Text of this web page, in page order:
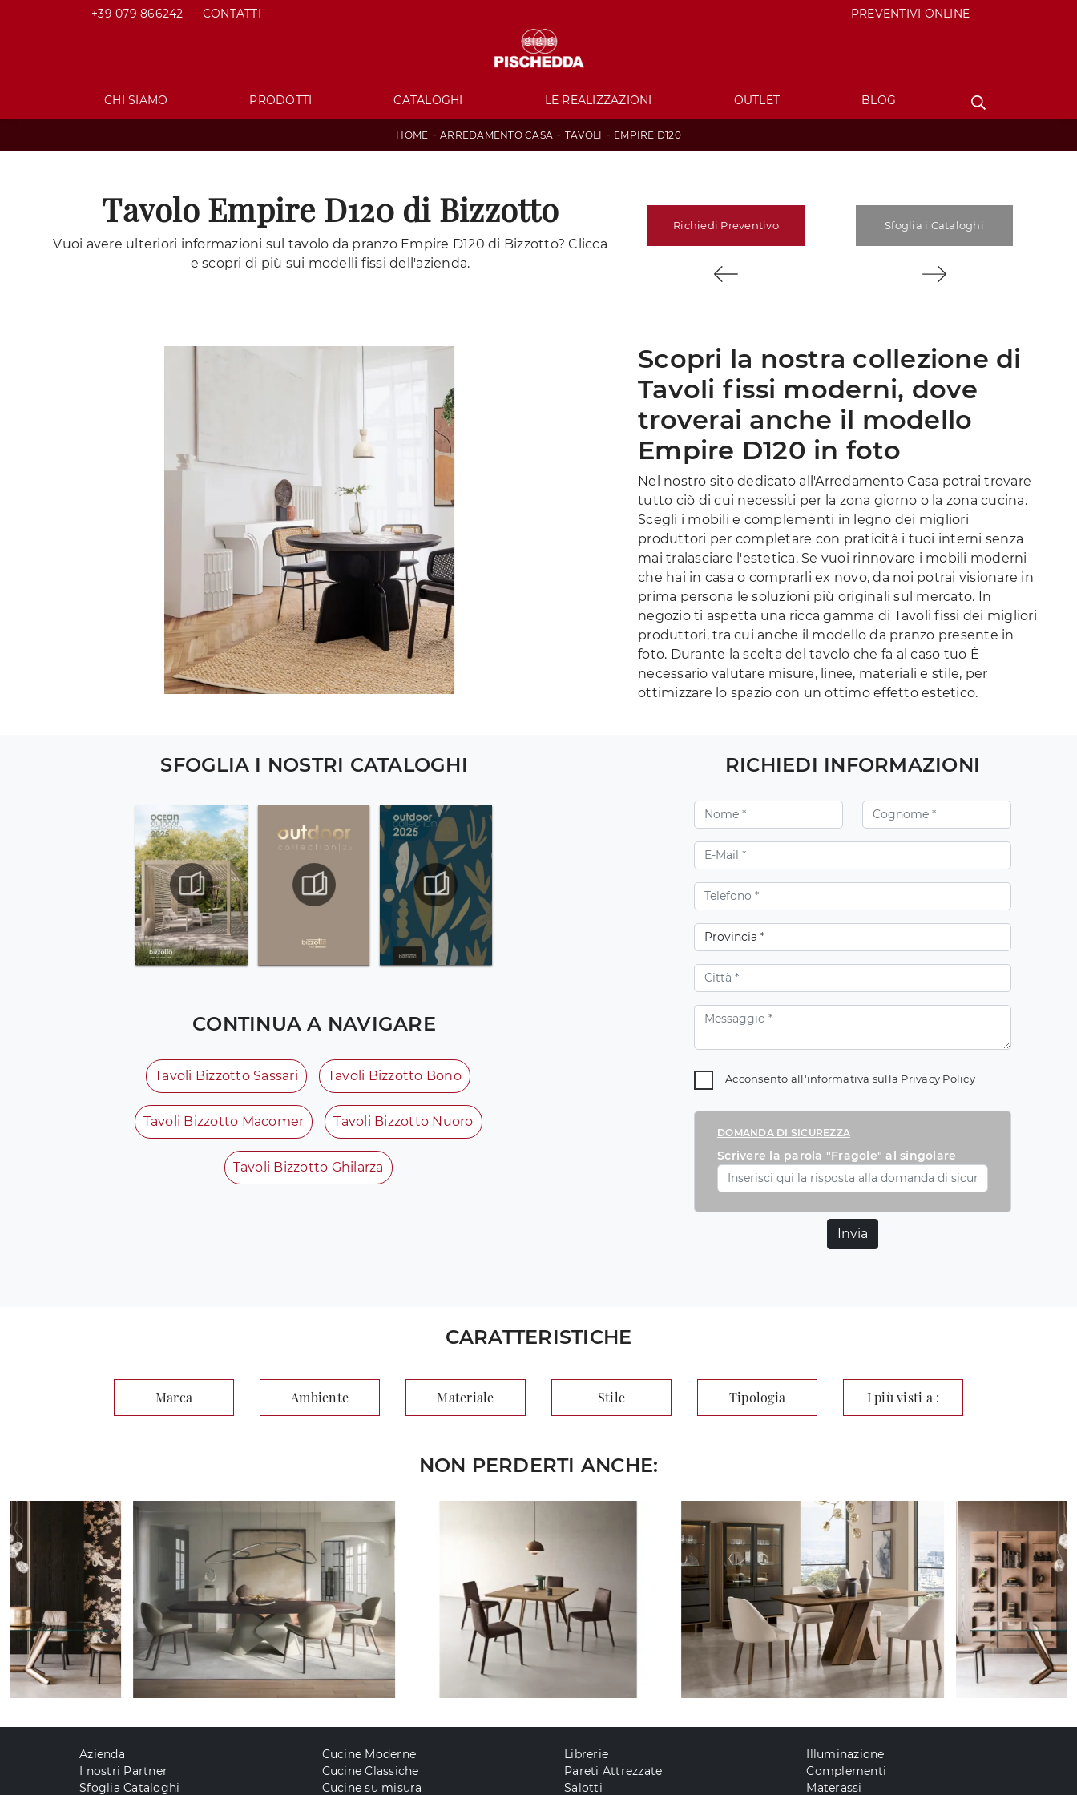
+39 079 866242 CONTATTI PREVENTIVI ONLINE
CHI SIAMO PRODOTTI CATALOGHI LE REALIZZAZIONI OUTLET BLOG
HOME - ARREDAMENTO CASA - TAVOLI - EMPIRE D120
Tavolo Empire D120 di Bizzotto
Vuoi avere ulteriori informazioni sul tavolo da pranzo Empire D120 di Bizzotto? Clicca
e scopri di più sui modelli fissi dell'azienda.
Richiedi Preventivo Sfoglia i Cataloghi
Scopri la nostra collezione di
Tavoli fissi moderni, dove
troverai anche il modello
Empire D120 in foto
Nel nostro sito dedicato all'Arredamento Casa potrai trovare
tutto ciò di cui necessiti per la zona giorno o la zona cucina.
Scegli i mobili e complementi in legno dei migliori
produttori per completare con praticità i tuoi interni senza
mai tralasciare l'estetica. Se vuoi rinnovare i mobili moderni
che hai in casa o comprarli ex novo, da noi potrai visionare in
prima persona le soluzioni più originali sul mercato. In
negozio ti aspetta una ricca gamma di Tavoli fissi dei migliori
produttori, tra cui anche il modello da pranzo presente in
foto. Durante la scelta del tavolo che fa al caso tuo È
necessario valutare misure, linee, materiali e stile, per
ottimizzare lo spazio con un ottimo effetto estetico.
SFOGLIA I NOSTRI CATALOGHI
CONTINUA A NAVIGARE
Tavoli Bizzotto Sassari Tavoli Bizzotto Bono
Tavoli Bizzotto Macomer Tavoli Bizzotto Nuoro
Tavoli Bizzotto Ghilarza
RICHIEDI INFORMAZIONI
Acconsento all'informativa sulla Privacy Policy
DOMANDA DI SICUREZZA
Scrivere la parola "Fragole" al singolare
Invia
CARATTERISTICHE
Marca Ambiente Materiale Stile Tipologia I più visti a :
NON PERDERTI ANCHE:
Azienda
I nostri Partner
Sfoglia Cataloghi
Cucine Moderne
Cucine Classiche
Cucine su misura
Librerie
Pareti Attrezzate
Salotti
Illuminazione
Complementi
Materassi